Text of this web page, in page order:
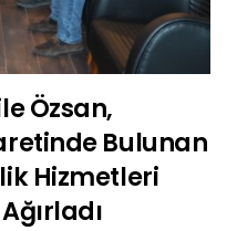
Özsan,
Bulunan
Hizmetleri